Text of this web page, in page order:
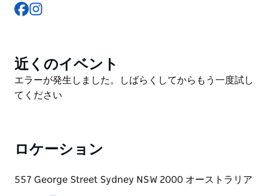
Facebook
Product
List
近くのイベント
Product
List
エラーが発生しました。しばらくしてからもう一度試し
てください
ロケーション
557 George Street Sydney NSW 2000 オーストラリア